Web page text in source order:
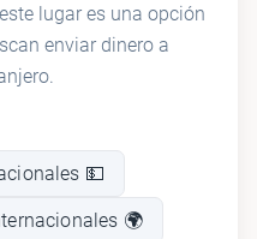
lugar es una opción
enviar dinero a
💵
🌍